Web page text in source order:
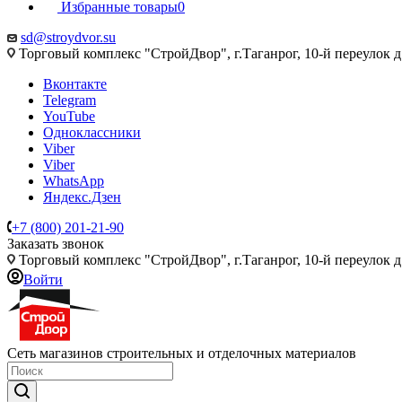
Избранные товары0
sd@stroydvor.su
Торговый комплекс "СтройДвор", г.Таганрог, 10-й переулок
Вконтакте
Telegram
YouTube
Одноклассники
Viber
Viber
WhatsApp
Яндекс.Дзен
+7 (800) 201-21-90
Заказать звонок
Торговый комплекс "СтройДвор", г.Таганрог, 10-й переулок
Войти
Сеть магазинов строительных и отделочных материалов